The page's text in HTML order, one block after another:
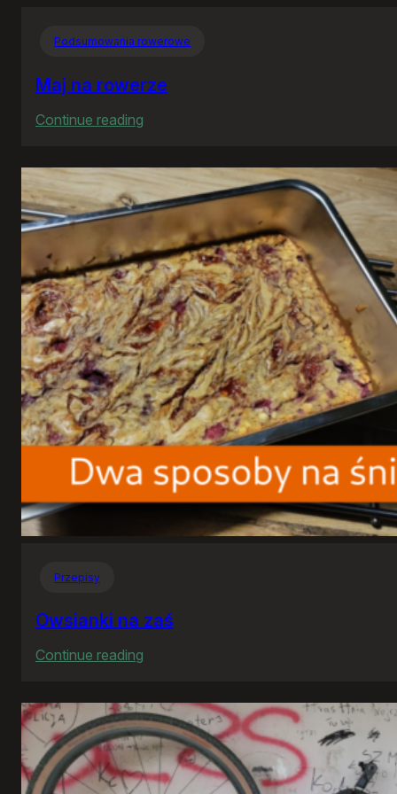
Podsumowania rowerowe
Maj na rowerze
Continue reading
na
rowerze
Przepisy
Owsianki na zaś
Continue reading
na
zaś